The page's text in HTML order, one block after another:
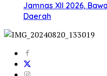
Jamnas XII 2026,
Daerah